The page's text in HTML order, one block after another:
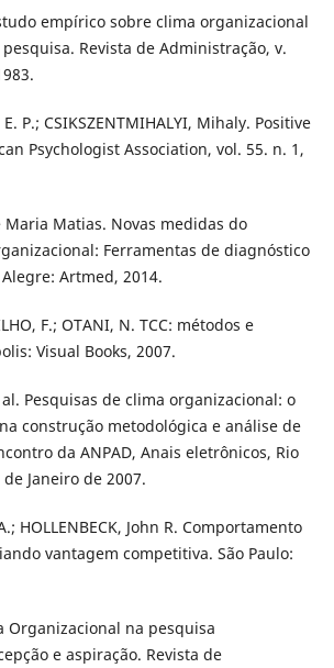
empírico sobre clima organizacional
Revista de Administração, v.
P.; CSIKSZENTMIHALYI, Mihaly. Positive
Psychologist Association, vol. 55. n. 1,
Maria Matias. Novas medidas do
Ferramentas de diagnóstico
Artmed, 2014.
F.; OTANI, N. TCC: métodos e
Visual Books, 2007.
al. Pesquisas de clima organizacional: o
construção metodológica e análise de
da ANPAD, Anais eletrônicos, Rio
Janeiro de 2007.
HOLLENBECK, John R. Comportamento
vantagem competitiva. São Paulo:
Organizacional na pesquisa
e aspiração. Revista de